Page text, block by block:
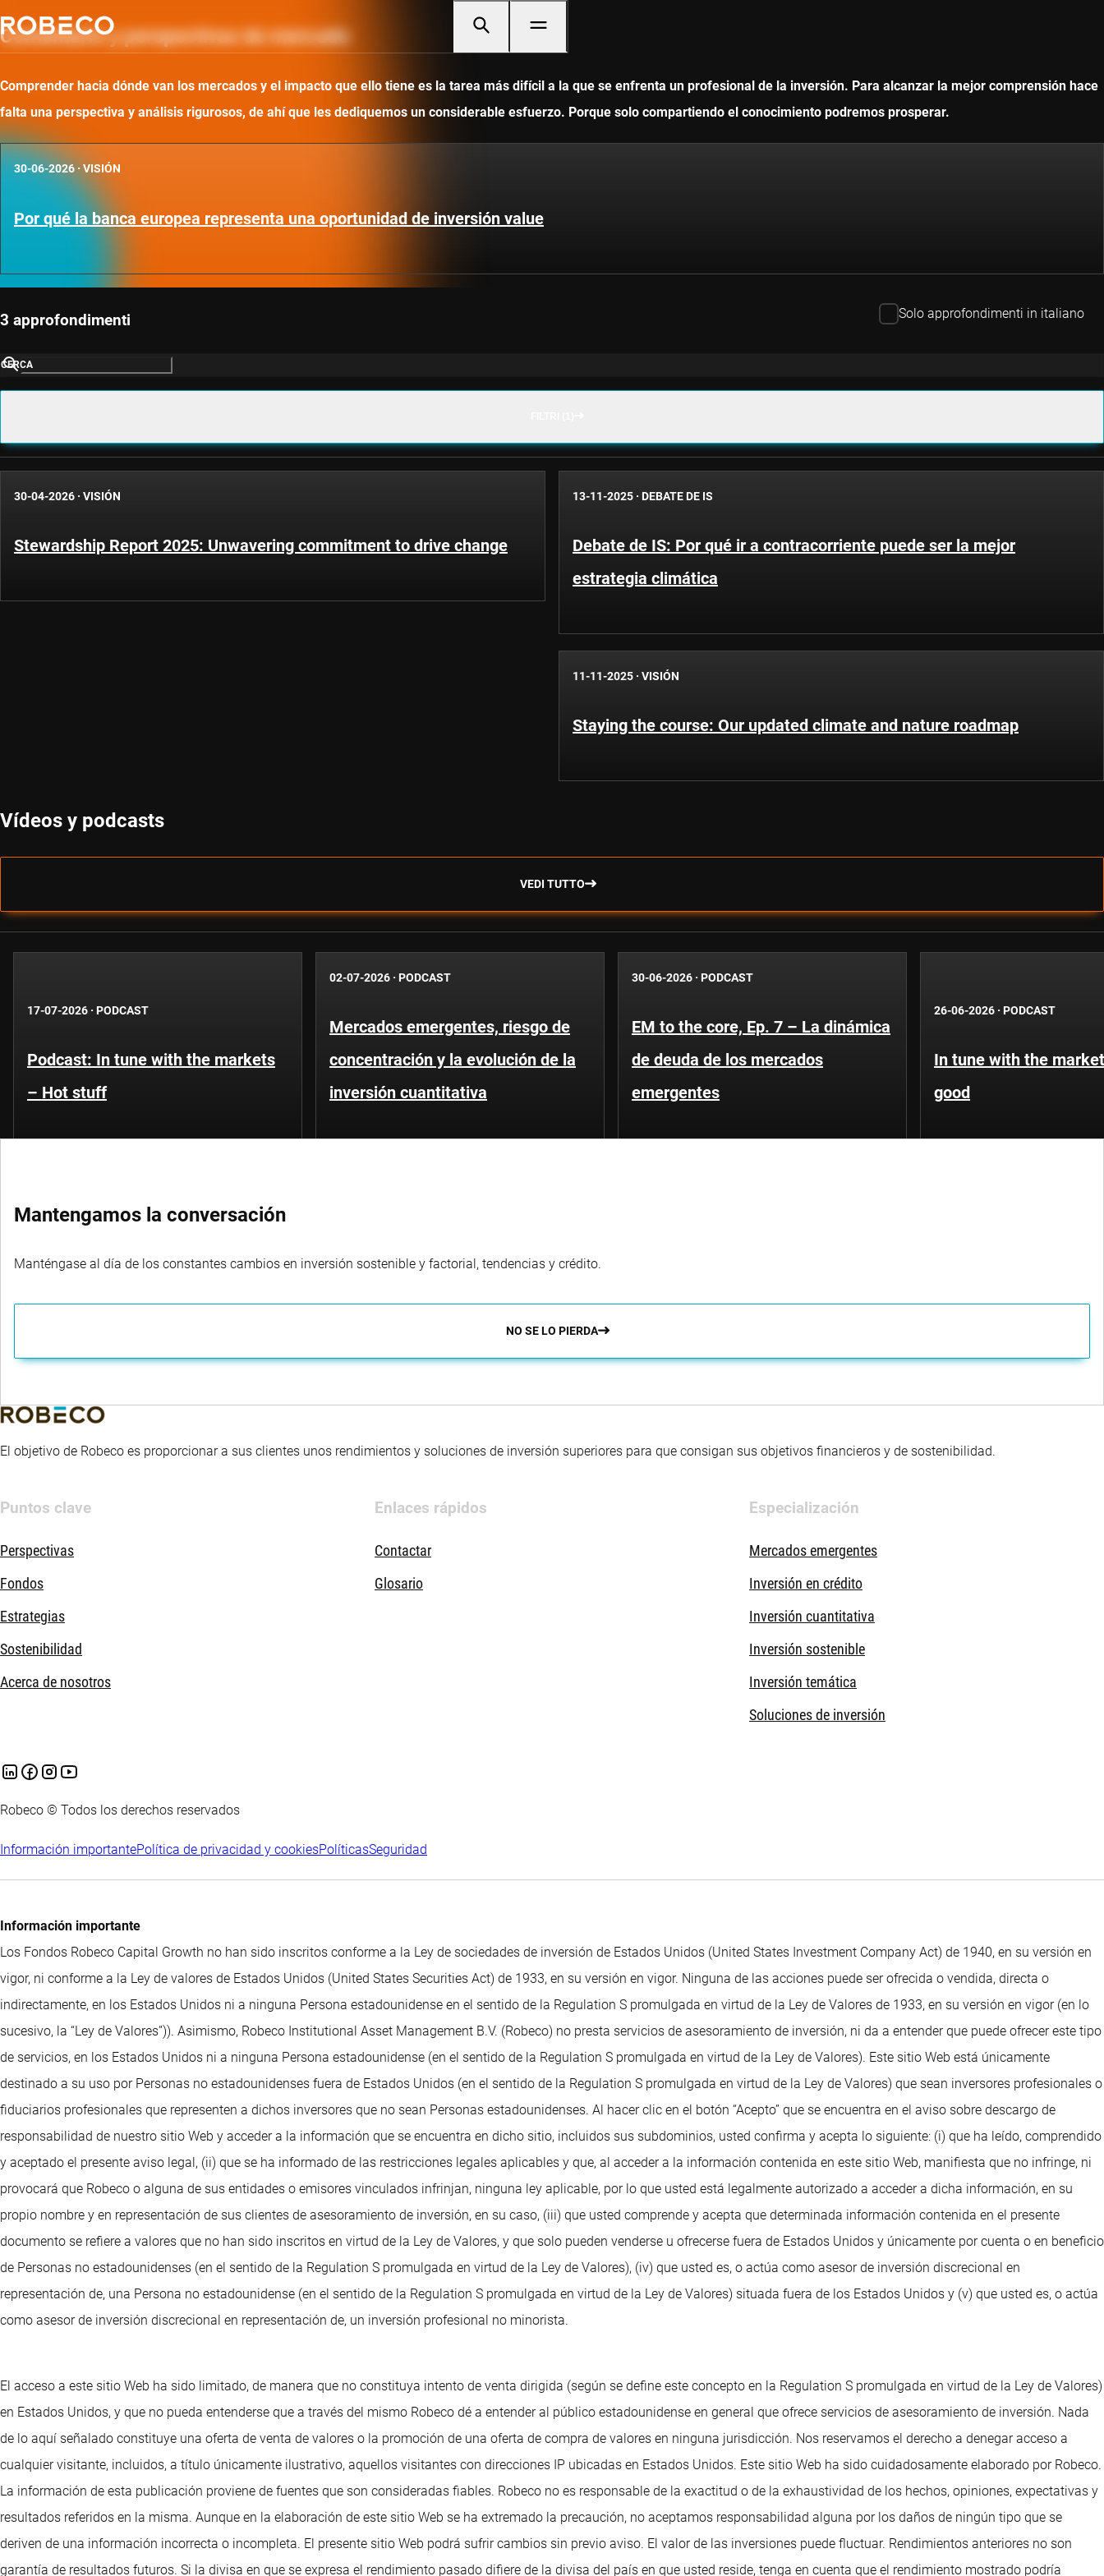
Comentario y perspectivas de mercado
Comprender hacia dónde van los mercados y el impacto que ello tiene es la tarea más difícil a la que se enfrenta un profesional de la inversión. Para alcanzar la mejor comprensión hace
falta una perspectiva y análisis rigurosos, de ahí que les dediquemos un considerable esfuerzo. Porque solo compartiendo el conocimiento podremos prosperar.
30-06-2026·VISIÓN
Por qué la banca europea representa una oportunidad de inversión value
3 approfondimenti Solo approfondimenti in italiano
CERCA
30-04-2026 · VISIÓN
Stewardship Report 2025: Unwavering commitment to drive change
13-11-2025 · DEBATE DE IS
Debate de IS: Por qué ir a contracorriente puede ser la mejor
estrategia climática
11-11-2025 · VISIÓN
Staying the course: Our updated climate and nature roadmap
Vídeos y podcasts
VEDI TUTTO
17-07-2026 · PODCAST
Podcast: In tune with the markets
– Hot stuff
02-07-2026 · PODCAST
Mercados emergentes, riesgo de
concentración y la evolución de la
inversión cuantitativa
30-06-2026 · PODCAST
EM to the core, Ep. 7 – La dinámica
de deuda de los mercados
emergentes
26-06-2026 · PODCAST
In tune with the
good
Mantengamos la conversación
Manténgase al día de los constantes cambios en inversión sostenible y factorial, tendencias y crédito.
NO SE LO PIERDA
El objetivo de Robeco es proporcionar a sus clientes unos rendimientos y soluciones de inversión superiores para que consigan sus objetivos financieros y de sostenibilidad.
Puntos clave
Perspectivas
Fondos
Estrategias
Sostenibilidad
Acerca de nosotros
Enlaces rápidos
Contactar
Glosario
Especialización
Mercados emergentes
Inversión en crédito
Inversión cuantitativa
Inversión sostenible
Inversión temática
Soluciones de inversión
Robeco © Todos los derechos reservados
Información importantePolítica de privacidad y cookiesPolíticasSeguridad
Información importante
Los Fondos Robeco Capital Growth no han sido inscritos conforme a la Ley de sociedades de inversión de Estados Unidos (United States Investment Company Act) de 1940, en su versión en
vigor, ni conforme a la Ley de valores de Estados Unidos (United States Securities Act) de 1933, en su versión en vigor. Ninguna de las acciones puede ser ofrecida o vendida, directa o
indirectamente, en los Estados Unidos ni a ninguna Persona estadounidense en el sentido de la Regulation S promulgada en virtud de la Ley de Valores de 1933, en su versión en vigor (en lo
sucesivo, la “Ley de Valores”)). Asimismo, Robeco Institutional Asset Management B.V. (Robeco) no presta servicios de asesoramiento de inversión, ni da a entender que puede ofrecer este tipo
de servicios, en los Estados Unidos ni a ninguna Persona estadounidense (en el sentido de la Regulation S promulgada en virtud de la Ley de Valores). Este sitio Web está únicamente
destinado a su uso por Personas no estadounidenses fuera de Estados Unidos (en el sentido de la Regulation S promulgada en virtud de la Ley de Valores) que sean inversores profesionales o
fiduciarios profesionales que representen a dichos inversores que no sean Personas estadounidenses. Al hacer clic en el botón “Acepto” que se encuentra en el aviso sobre descargo de
responsabilidad de nuestro sitio Web y acceder a la información que se encuentra en dicho sitio, incluidos sus subdominios, usted confirma y acepta lo siguiente: (i) que ha leído, comprendido
y aceptado el presente aviso legal, (ii) que se ha informado de las restricciones legales aplicables y que, al acceder a la información contenida en este sitio Web, manifiesta que no infringe, ni
provocará que Robeco o alguna de sus entidades o emisores vinculados infrinjan, ninguna ley aplicable, por lo que usted está legalmente autorizado a acceder a dicha información, en su
propio nombre y en representación de sus clientes de asesoramiento de inversión, en su caso, (iii) que usted comprende y acepta que determinada información contenida en el presente
documento se refiere a valores que no han sido inscritos en virtud de la Ley de Valores, y que solo pueden venderse u ofrecerse fuera de Estados Unidos y únicamente por cuenta o en beneficio
de Personas no estadounidenses (en el sentido de la Regulation S promulgada en virtud de la Ley de Valores), (iv) que usted es, o actúa como asesor de inversión discrecional en
representación de, una Persona no estadounidense (en el sentido de la Regulation S promulgada en virtud de la Ley de Valores) situada fuera de los Estados Unidos y (v) que usted es, o actúa
como asesor de inversión discrecional en representación de, un inversión profesional no minorista.
El acceso a este sitio Web ha sido limitado, de manera que no constituya intento de venta dirigida (según se define este concepto en la Regulation S promulgada en virtud de la Ley de Valores)
en Estados Unidos, y que no pueda entenderse que a través del mismo Robeco dé a entender al público estadounidense en general que ofrece servicios de asesoramiento de inversión. Nada
de lo aquí señalado constituye una oferta de venta de valores o la promoción de una oferta de compra de valores en ninguna jurisdicción. Nos reservamos el derecho a denegar acceso a
cualquier visitante, incluidos, a título únicamente ilustrativo, aquellos visitantes con direcciones IP ubicadas en Estados Unidos. Este sitio Web ha sido cuidadosamente elaborado por Robeco.
La información de esta publicación proviene de fuentes que son consideradas fiables. Robeco no es responsable de la exactitud o de la exhaustividad de los hechos, opiniones, expectativas y
resultados referidos en la misma. Aunque en la elaboración de este sitio Web se ha extremado la precaución, no aceptamos responsabilidad alguna por los daños de ningún tipo que se
deriven de una información incorrecta o incompleta. El presente sitio Web podrá sufrir cambios sin previo aviso. El valor de las inversiones puede fluctuar. Rendimientos anteriores no son
garantía de resultados futuros. Si la divisa en que se expresa el rendimiento pasado difiere de la divisa del país en que usted reside, tenga en cuenta que el rendimiento mostrado podría